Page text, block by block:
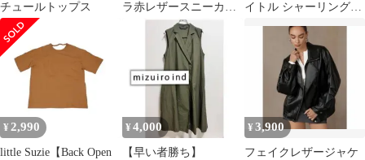
チュールトップス
ラ赤レザースニーカー
36.23センチ23.5センチ
イトル シャーリング
¥ 2,990
little Suzie【Back Open
¥ 4,000
【早い者勝ち】
¥3,900
フェイクレザージャケ